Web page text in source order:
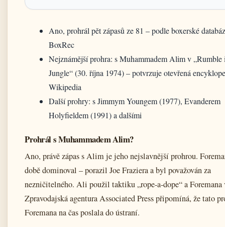
Ano, prohrál pět zápasů ze 81 – podle boxerské
BoxRec
Nejznámější prohra: s Muhammadem Alim v „Rumble
Jungle“ (30. října 1974) – potvrzuje otevřená
Wikipedia
Další prohry: s Jimmym Youngem (1977), Evanderem
Holyfieldem (1991) a dalšími
Prohrál s Muhammadem Alim?
Ano, právě zápas s Alim je jeho nejslavnější prohrou.
době dominoval – porazil Joe Fraziera a byl považován za
nezničitelného. Ali použil taktiku „rope-a-dope“ a Foremana
Zpravodajská agentura Associated Press připomíná, že tato
Foremana na čas poslala do ústraní.